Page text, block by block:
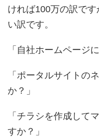
ければ100万の訳で
い訳です。
「自社ホームページ
「ポータルサイトの
か？」
「チラシを作成して
すか？」